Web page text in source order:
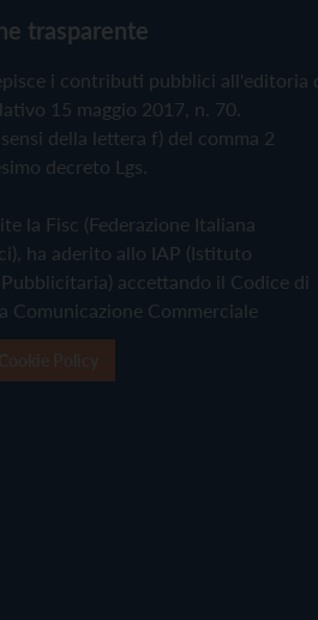
trasparente
i contributi pubblici all'editoria
15 maggio 2017, n. 70.
della lettera f) del comma 2
decreto Lgs.
la Fisc (Federazione Italiana
ha aderito allo IAP (Istituto
accettando il Codice di
Comunicazione Commerciale